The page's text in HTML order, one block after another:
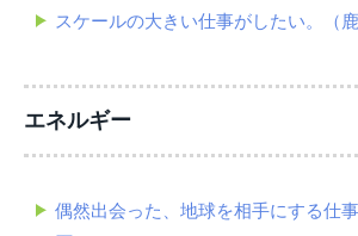
スケールの大きい仕事がしたい。（鹿
エネルギー
偶然出会った、地球を相手にする仕